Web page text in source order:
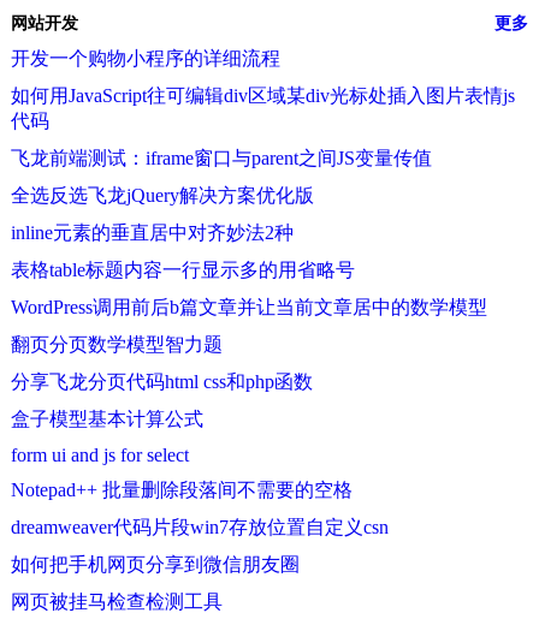
网站开发 更多
开发一个购物小程序的详细流程
如何用JavaScript往可编辑div区域某div光标处插入图片表情js
代码
飞龙前端测试：iframe窗口与parent之间JS变量传值
全选反选飞龙jQuery解决方案优化版
inline元素的垂直居中对齐妙法2种
表格table标题内容一行显示多的用省略号
WordPress调用前后b篇文章并让当前文章居中的数学模型
翻页分页数学模型智力题
分享飞龙分页代码html css和php函数
盒子模型基本计算公式
form ui and js for select
Notepad++ 批量删除段落间不需要的空格
dreamweaver代码片段win7存放位置自定义csn
如何把手机网页分享到微信朋友圈
网页被挂马检查检测工具